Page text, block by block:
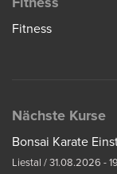
Fitness
Nächste Kurse
Bonsai Karate
Liestal / 31.08.2026 -